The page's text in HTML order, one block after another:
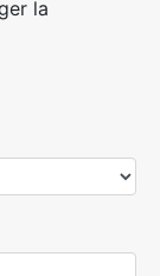
la